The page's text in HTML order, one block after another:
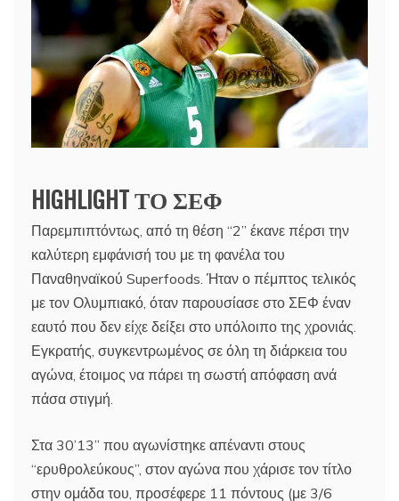
HIGHLIGHT ΤΟ ΣΕΦ
Παρεμπιπτόντως, από τη θέση “2” έκανε πέρσι την
καλύτερη εμφάνισή του με τη φανέλα του
Παναθηναϊκού Superfoods. Ήταν ο πέμπτος τελικός
με τον Ολυμπιακό, όταν παρουσίασε στο ΣΕΦ έναν
εαυτό που δεν είχε δείξει στο υπόλοιπο της χρονιάς.
Εγκρατής, συγκεντρωμένος σε όλη τη διάρκεια του
αγώνα, έτοιμος να πάρει τη σωστή απόφαση ανά
πάσα στιγμή.
Στα 30’13” που αγωνίστηκε απέναντι στους
“ερυθρολεύκους”, στον αγώνα που χάρισε τον τίτλο
στην ομάδα του, προσέφερε 11 πόντους (με 3/6